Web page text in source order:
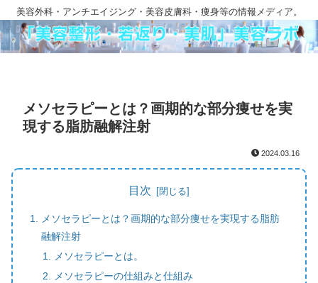
美容外科・アンチエイジング・美容皮膚科・痩身等の情報メディア。
メソセラピーとは？画期的な部分痩せを実
現する脂肪融解注射
2024.03.16
目次
メソセラピーとは？画期的な部分痩せを実現する脂肪
融解注射
メソセラピーとは。
メソセラピーの仕組みと仕組み